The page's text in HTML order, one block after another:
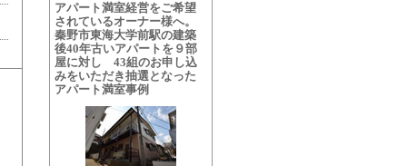
アパート満室経営をご希望
されているオーナー様へ。
秦野市東海大学前駅の建築
後40年古いアパートを９部
屋に対し 43組のお申し込
みをいただき抽選となった
アパート満室事例